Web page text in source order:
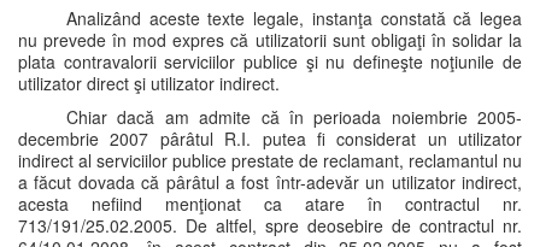
Analizând aceste texte legale, instanţa constată că legea
nu prevede în mod expres că utilizatorii sunt obligaţi în solidar la
plata contravalorii serviciilor publice şi nu defineşte noţiunile de
utilizator direct şi utilizator indirect.
Chiar dacă am admite că în perioada noiembrie 2005-
decembrie 2007 pârâtul R.I. putea fi considerat un utilizator
indirect al serviciilor publice prestate de reclamant, reclamantul nu
a făcut dovada că pârâtul a fost într-adevăr un utilizator indirect,
acesta nefiind menţionat ca atare în contractul nr.
713/191/25.02.2005. De altfel, spre deosebire de contractul nr.